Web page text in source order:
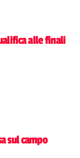
alle finali
sul campo